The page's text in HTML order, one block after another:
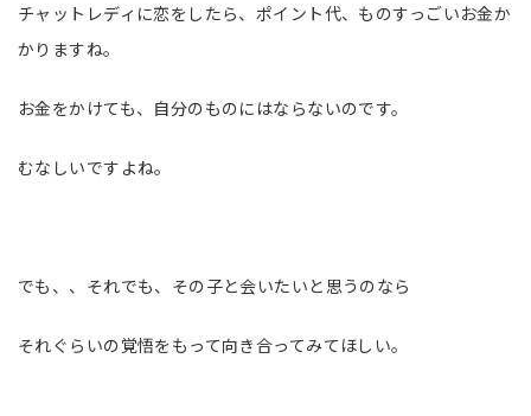
チャットレディに恋をしたら、ポイント代、ものすっごいお金か
かりますね。
お金をかけても、自分のものにはならないのです。
むなしいですよね。
でも、、それでも、その子と会いたいと思うのなら
それぐらいの覚悟をもって向き合ってみてほしい。